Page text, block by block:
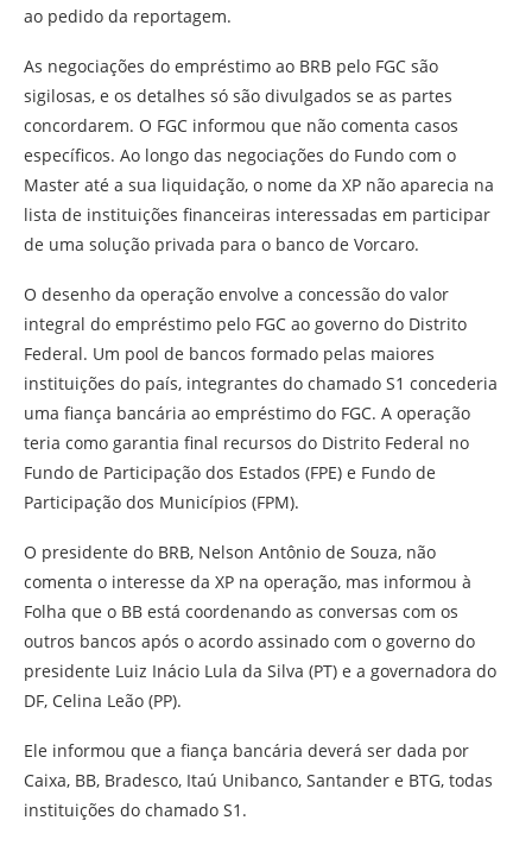
ao pedido da reportagem.
As negociações do empréstimo ao BRB pelo FGC são
sigilosas, e os detalhes só são divulgados se as partes
concordarem. O FGC informou que não comenta casos
específicos. Ao longo das negociações do Fundo com o
Master até a sua liquidação, o nome da XP não aparecia na
lista de instituições financeiras interessadas em participar
de uma solução privada para o banco de Vorcaro.
O desenho da operação envolve a concessão do valor
integral do empréstimo pelo FGC ao governo do Distrito
Federal. Um pool de bancos formado pelas maiores
instituições do país, integrantes do chamado S1 concederia
uma fiança bancária ao empréstimo do FGC. A operação
teria como garantia final recursos do Distrito Federal no
Fundo de Participação dos Estados (FPE) e Fundo de
Participação dos Municípios (FPM).
O presidente do BRB, Nelson Antônio de Souza, não
comenta o interesse da XP na operação, mas informou à
Folha que o BB está coordenando as conversas com os
outros bancos após o acordo assinado com o governo do
presidente Luiz Inácio Lula da Silva (PT) e a governadora do
DF, Celina Leão (PP).
Ele informou que a fiança bancária deverá ser dada por
Caixa, BB, Bradesco, Itaú Unibanco, Santander e BTG, todas
instituições do chamado S1.